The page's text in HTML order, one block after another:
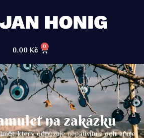
0.00Kč 0
na zakázku
který odpuzuje negativitu a ochraňuje